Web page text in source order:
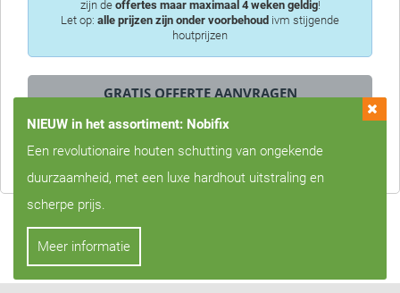
zijn de offertes maar maximaal 4 weken geldig!
Let op: alle prijzen zijn onder voorbehoud ivm stijgende
houtprijzen
Privacy is voor ons erg belangrijk, we zullen uw gegevens nooit met
derden delen!
NIEUW in het assortiment: Nobifix
Een revolutionaire houten schutting van ongekende
duurzaamheid, met een luxe hardhout uitstraling en
scherpe prijs.
Meer informatie